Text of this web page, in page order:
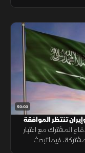
50:03
تنتظر الموافقة
المشترك مع اعتبار
فيما تبحث